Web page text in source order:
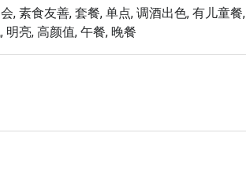
鸡尾酒、优质的葡萄酒单，到醇厚香浓的
己的精致独享时光。
, 素食友善, 套餐, 单点, 调酒出色, 有儿童餐,
明亮, 高颜值, 午餐, 晚餐